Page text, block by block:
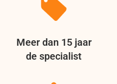
Meer dan 15 jaar
de specialist